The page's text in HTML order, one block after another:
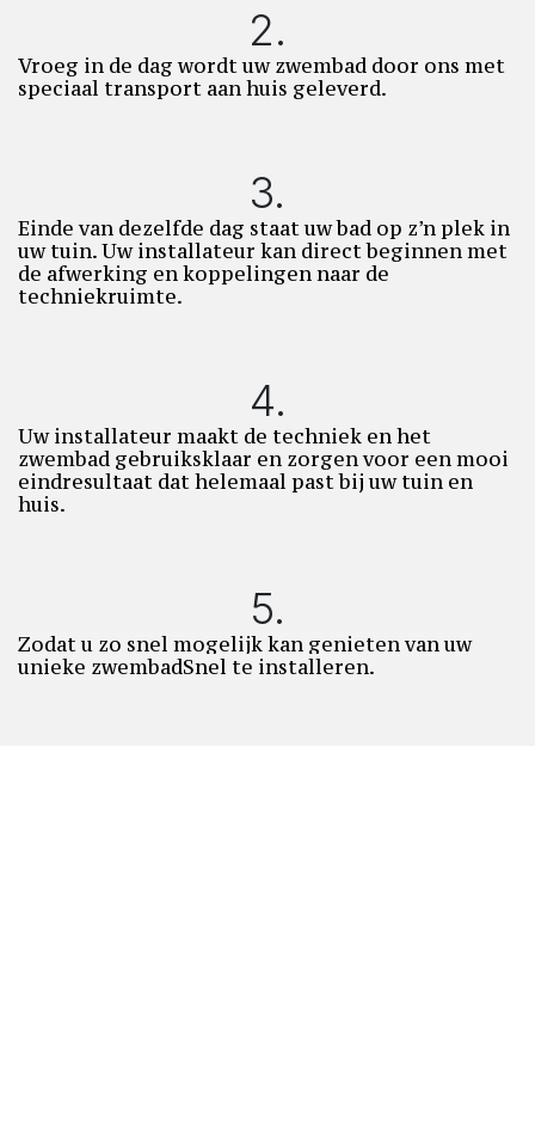
2.
Vroeg in de dag wordt uw zwembad door ons met
speciaal transport aan huis geleverd.
3.​
Einde van dezelfde dag staat uw bad op z’n plek in
uw tuin. Uw installateur kan direct beginnen met
de afwerking en koppelingen naar de
techniekruimte.
4.​
Uw installateur maakt de techniek en het
zwembad gebruiksklaar en zorgen voor een mooi
eindresultaat dat helemaal past bij uw tuin en
huis.
5.​
Zodat u zo snel mogelijk kan genieten van uw
unieke zwembadSnel te installeren.